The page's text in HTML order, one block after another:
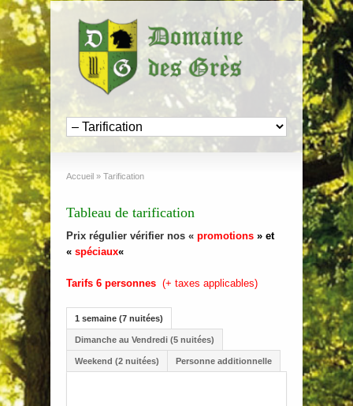
Accueil » Tarification
Tableau de tarification
Prix régulier vérifier nos « promotions » et
« spéciaux«
Tarifs 6 personnes (+ taxes applicables)
1 semaine (7 nuitées)
Dimanche au Vendredi (5 nuitées)
Weekend (2 nuitées) Personne additionnelle